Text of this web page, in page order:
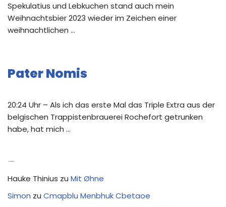
Spekulatius und Lebkuchen stand auch mein
Weihnachtsbier 2023 wieder im Zeichen einer
weihnachtlichen …
Pater Nomis
20:24 Uhr – Als ich das erste Mal das Triple Extra aus der
belgischen Trappistenbrauerei Rochefort getrunken
habe, hat mich …
Hauke Thinius zu Mit Øhne
Simon zu Cmapblu Menbhuk Cbetaoe